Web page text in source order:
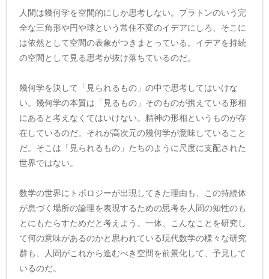
人間は幾何学を空間的にしか思考しない。プラトンのいう完
全な三角形や円や球という常住不変のイデアにしろ、そこに
は依然として空間の表象がつきまとっている。イデアを持続
の空間として見る思考が抜け落ちているのだ。
幾何学を決して「見られるもの」の中で思考してはいけな
い。幾何学の本質は「見るもの」そのものが携えている形相
にあると考えなくてはいけない。精神の形相というものが存
在しているのだ。それが高次元の幾何学が意味していること
だ。そこは「見られるもの」たちのように尺度に支配された
世界ではない。
数学の世界にトポロジーが出現してきた理由も、この持続体
が息づく場所の論理を表現するための思考を人間の知性のも
とにもたらすためだと考えよう。一体、こんなことを研究し
て何の意味があるのかと思われている現代数学の様々な研究
群も、人間がこれから進むべき空間を前景化して、予見して
いるのだ。